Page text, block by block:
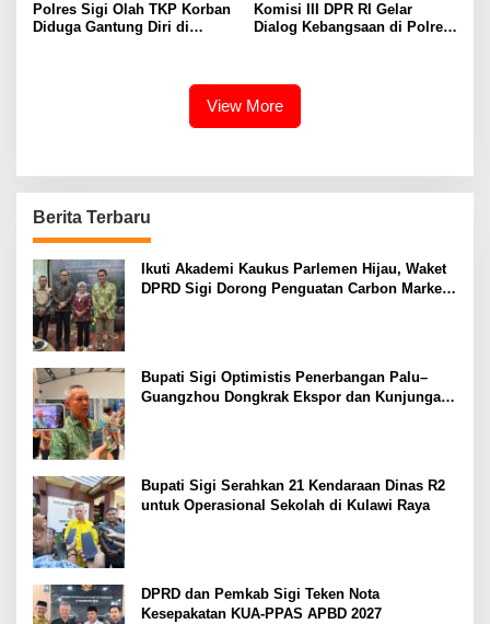
Polres Sigi Olah TKP Korban
Diduga Gantung Diri di
Komisi III DPR RI Gelar
Dialog Kebangsaan di Polres
View More
Berita Terbaru
Ikuti Akademi Kaukus Parlemen Hijau, Waket
DPRD Sigi Dorong Penguatan Carbon Market
Bupati Sigi Optimistis Penerbangan Palu–
Guangzhou Dongkrak Ekspor dan Kunjungan
Bupati Sigi Serahkan 21 Kendaraan Dinas R2
untuk Operasional Sekolah di Kulawi Raya
DPRD dan Pemkab Sigi Teken Nota
Kesepakatan KUA-PPAS APBD 2027